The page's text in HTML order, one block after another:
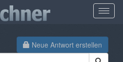
Neue Antwort erstellen